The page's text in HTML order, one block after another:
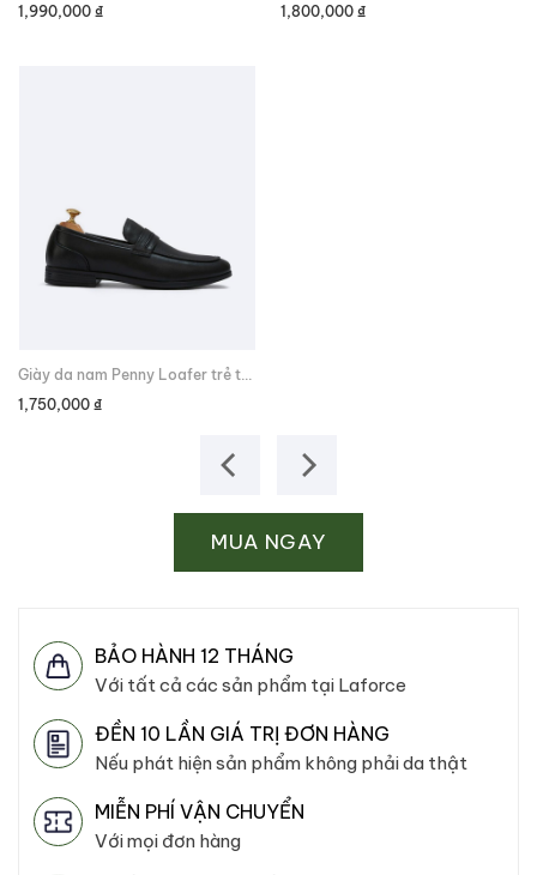
1,990,000 ₫
1,800,000 ₫
Giày da nam Penny Loafer trẻ trung cao cấp
1,750,000 ₫
MUA NGAY
BẢO HÀNH 12 THÁNG
Với tất cả các sản phẩm tại Laforce
ĐỀN 10 LẦN GIÁ TRỊ ĐƠN HÀNG
Nếu phát hiện sản phẩm không phải da thật
MIỄN PHÍ VẬN CHUYỂN
Với mọi đơn hàng